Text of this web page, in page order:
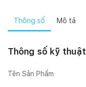
Thông số Mô tả
Thông số kỹ thuật
Tên Sản Phẩm